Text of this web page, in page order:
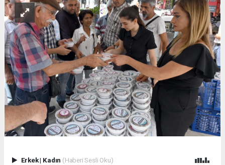
Erkek| Kadın (Haberi Sesli Oku)